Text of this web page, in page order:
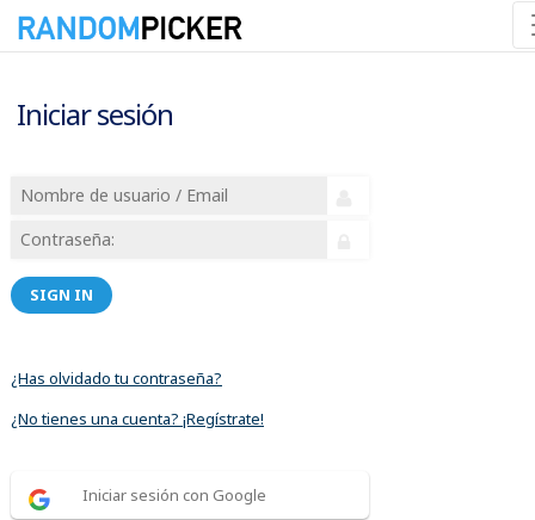
Iniciar sesión
SIGN IN
¿Has olvidado tu contraseña?
¿No tienes una cuenta? ¡Regístrate!
Iniciar sesión con Google